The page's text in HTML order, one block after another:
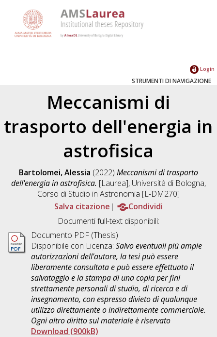
Login
STRUMENTI DI NAVIGAZIONE
Meccanismi di
trasporto dell'energia in
astrofisica
Bartolomei, Alessia (2022) Meccanismi di trasporto
dell'energia in astrofisica. [Laurea], Università di Bologna,
Corso di Studio in Astronomia [L-DM270]
Salva citazione
Condividi
Documenti full-text disponibili:
Documento PDF (Thesis)
Disponibile con Licenza: Salvo eventuali più ampie
autorizzazioni dell'autore, la tesi può essere
liberamente consultata e può essere effettuato il
salvataggio e la stampa di una copia per fini
strettamente personali di studio, di ricerca e di
insegnamento, con espresso divieto di qualunque
utilizzo direttamente o indirettamente commerciale.
Ogni altro diritto sul materiale è riservato
Download (900kB)